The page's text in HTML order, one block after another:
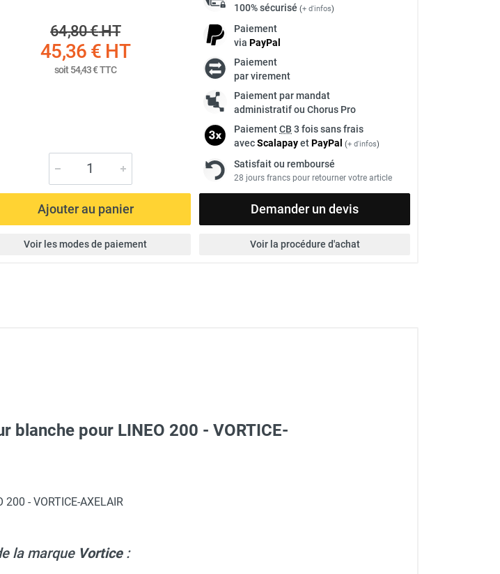
64,80 €HT
45,36 € HT
soit54,43 €TTC
100% sécurisé (+ d'infos)
Paiement
via PayPal
Paiement
par virement
Paiement par mandat
administratif ou Chorus Pro
PaiementCB 3 fois sans frais
avecScalapayetPayPal (+ d'infos)
Satisfait ou remboursé
28 jours francs pour retourner votre article
Ajouter au panier Demander un devis
Voir les modes de paiement Voir la procédure d'achat
- VORTICE-AXELAIR
pour LINEO 200 - VORTICE-
- VORTICE-AXELAIR
la marque Vortice: